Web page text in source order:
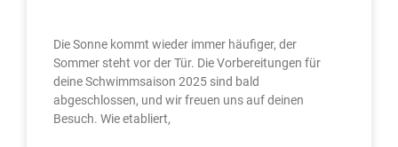
Die Sonne kommt wieder immer häufiger, der
Sommer steht vor der Tür. Die Vorbereitungen für
deine Schwimmsaison 2025 sind bald
abgeschlossen, und wir freuen uns auf deinen
Besuch. Wie etabliert,